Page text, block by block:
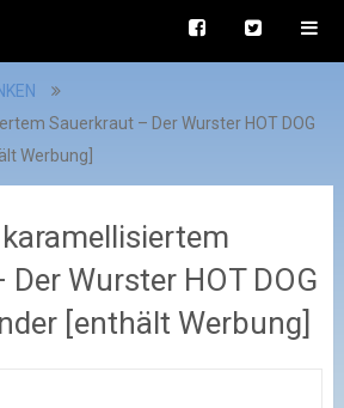
Sauerkraut – Der Wurster HOT DOG
Werbung]
Wurster HOT DOG
[enthält Werbung]